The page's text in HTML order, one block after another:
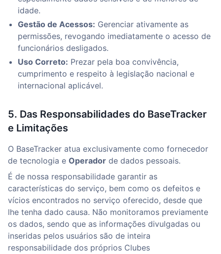
idade.
Gestão de Acessos: Gerenciar ativamente as
permissões, revogando imediatamente o acesso de
funcionários desligados.
Uso Correto: Prezar pela boa convivência,
cumprimento e respeito à legislação nacional e
internacional aplicável.
5. Das Responsabilidades do BaseTracker
e Limitações
O BaseTracker atua exclusivamente como fornecedor
de tecnologia e Operador de dados pessoais.
É de nossa responsabilidade garantir as
características do serviço, bem como os defeitos e
vícios encontrados no serviço oferecido, desde que
lhe tenha dado causa. Não monitoramos previamente
os dados, sendo que as informações divulgadas ou
inseridas pelos usuários são de inteira
responsabilidade dos próprios Clubes